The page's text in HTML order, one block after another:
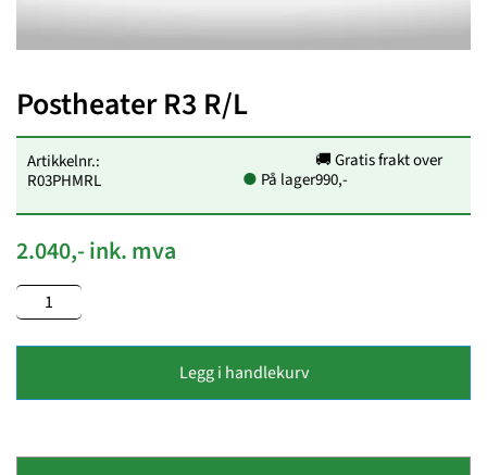
Postheater R3 R/L
Artikkelnr.:
R03PHMRL
● På lager
🚚 Gratis frakt over
990,-
2.040,- ink. mva
Legg i handlekurv